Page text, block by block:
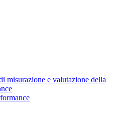
misurazione e valutazione della